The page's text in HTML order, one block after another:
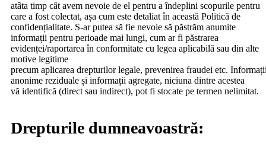
atâta timp cât avem nevoie de el pentru a îndeplini scopurile pentru
care a fost colectat, așa cum este detaliat în această Politică de
confidențialitate. S-ar putea să fie nevoie să păstrăm anumite
informații pentru perioade mai lungi, cum ar fi păstrarea
evidenței/raportarea în conformitate cu legea aplicabilă sau din alte
motive legitime
precum aplicarea drepturilor legale, prevenirea fraudei etc.
anonime reziduale și informații agregate, niciuna dintre acestea
vă identifică (direct sau indirect), pot fi stocate pe termen nelimitat.
Drepturile dumneavoastră: